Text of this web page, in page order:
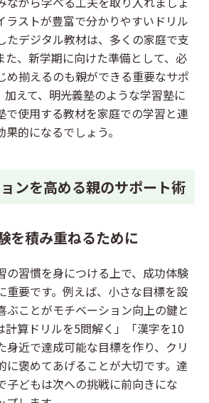
ラストが豊富で分かりやすいドリル
たデジタル教材は、多くの家庭で支
た、新学期に向けた準備として、必
め揃えるのも親ができる重要なサポ
加えて、明光義塾のような学習塾に
で使用する教材を家庭での学習と連
的になるでしょう。
ンを高める親のサポート術
を積み重ねるために
習慣を身につける上で、成功体験
重要です。例えば、小さな目標を設
ぶことがモチベーション向上の鍵と
計算ドリルを5問解く」「漢字を10
身近で達成可能な目標を作り、クリ
に褒めてあげることが大切です。達
子どもは次への挑戦に前向きにな